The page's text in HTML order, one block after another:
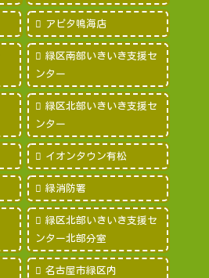
アピタ鳴海店
緑区南部いきいき支援セ
ンター
緑区北部いきいき支援セ
ンター
イオンタウン有松
緑消防署
緑区北部いきいき支援セ
ンター北部分室
名古屋市緑区内